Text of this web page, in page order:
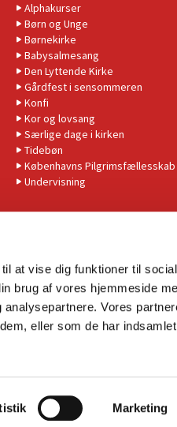
at vise dig funktioner til
brug af vores hjemmeside
Vores
eller som de har
Marketing
Alphakurser
Børn og Unge
Børnekirke
Babysalmesang
Den Lyttende Kirke
Gårdfest i sensommeren
Konfi
Kor og lovsang
Særlige dage i kirken
Tidebøn
Københavns Pilgrimsfællesskab
Undervisning